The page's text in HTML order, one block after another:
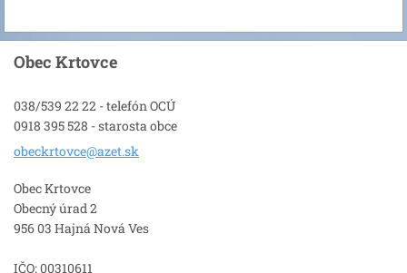
Obec Krtovce
038/539 22 22 - telefón OCÚ
0918 395 528 - starosta obce
obeckrtovce@azet.sk
Obec Krtovce
Obecný úrad 2
956 03 Hajná Nová Ves
IČO: 00310611